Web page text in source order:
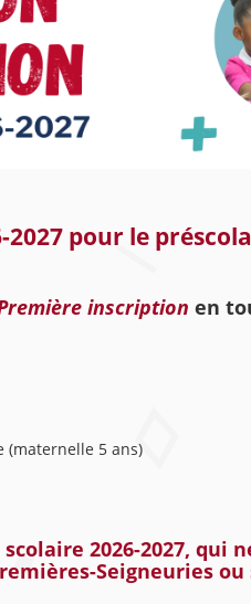
pour le
inscription en
(maternelle 5 ans)
2026-2027, qui
Seigneuries ou